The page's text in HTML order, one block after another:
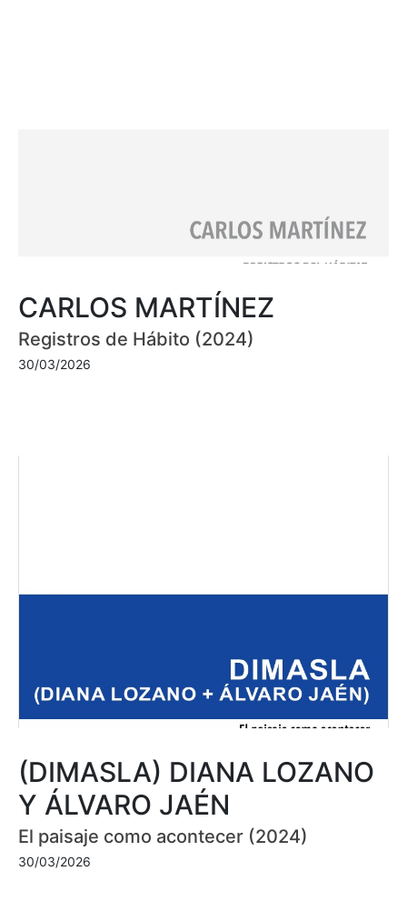
CARLOS MARTÍNEZ
Registros de Hábito (2024)
30/03/2026
(DIMASLA) DIANA LOZANO
Y ÁLVARO JAÉN
El paisaje como acontecer (2024)
30/03/2026